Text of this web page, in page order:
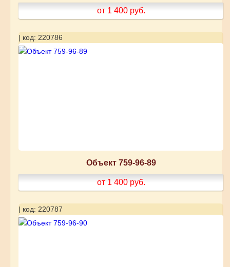
от 1 400 руб.
| код: 220786
Объект 759-96-89
от 1 400 руб.
| код: 220787